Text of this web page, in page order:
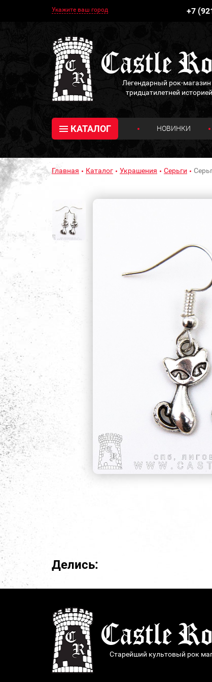
Укажите ваш город +7
Легендарный рок-магазин
тридцатилетней историей
КАТАЛОГ НОВИНКИ
Главная Каталог Украшения Серьги
Делись:
Старейший культовый рок